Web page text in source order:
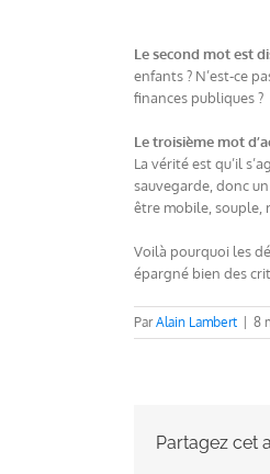
Le second mot est
enfants ? N’est-ce
finances publiques ?
Le troisième mot
La vérité est qu’il
sauvegarde, donc
être mobile, souple,
Voilà pourquoi les
épargné bien des
ParAlain Lambert 8
Partagez cet